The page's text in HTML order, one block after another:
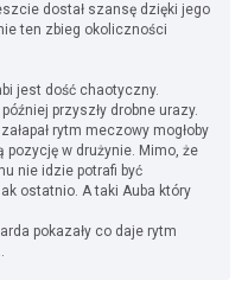
dostał szansę dzięki jego
ten zbieg okoliczności
jest dość chaotyczny.
przyszły drobne urazy.
rytm meczowy mogłoby
w drużynie. Mimo, że
nie idzie potrafi być
ostatnio. A taki Auba który
pokazały co daje rytm